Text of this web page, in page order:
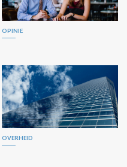
OPINIE
OVERHEID